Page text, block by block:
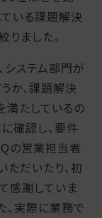
いる課題解決
ました。
システム部門が
か、課題解決
満たしているの
確認し、要件
の営業担当者
ただいたり、初
感謝していま
、実際に業務で